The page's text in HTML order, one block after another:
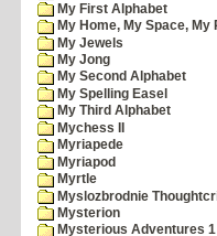
My First Alphabet
My Home, My Space, My
My Jewels
My Jong
My Second Alphabet
My Spelling Easel
My Third Alphabet
Mychess II
Myriapede
Myriapod
Myrtle
Myslozbrodnie
Mysterion
Mysterious Adventures